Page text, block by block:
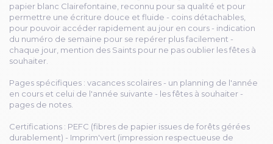
papier blanc Clairefontaine, reconnu pour sa qualité et pour
permettre une écriture douce et fluide - coins détachables,
pour pouvoir accéder rapidement au jour en cours - indication
du numéro de semaine pour se repérer plus facilement -
chaque jour, mention des Saints pour ne pas oublier les fêtes à
souhaiter.
Pages spécifiques : vacances scolaires - un planning de l'année
en cours et celui de l'année suivante - les fêtes à souhaiter -
pages de notes.
Certifications : PEFC (fibres de papier issues de forêts gérées
durablement) - Imprim'vert (impression respectueuse de